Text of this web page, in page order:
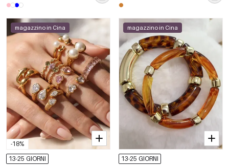
-18%
magazzino in Cina
13-25 GIORNI
magazzino in Cina
13-25 GIORNI